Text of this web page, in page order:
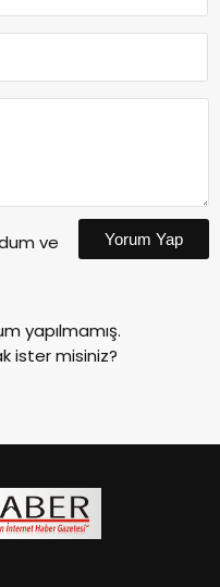
ve
Yorum Yap
yapılmamış.
ister misiniz?